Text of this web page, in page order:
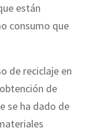
están
consumo que
de reciclaje en
de
se ha dado de